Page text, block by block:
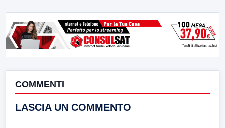
COMMENTI
LASCIA UN COMMENTO